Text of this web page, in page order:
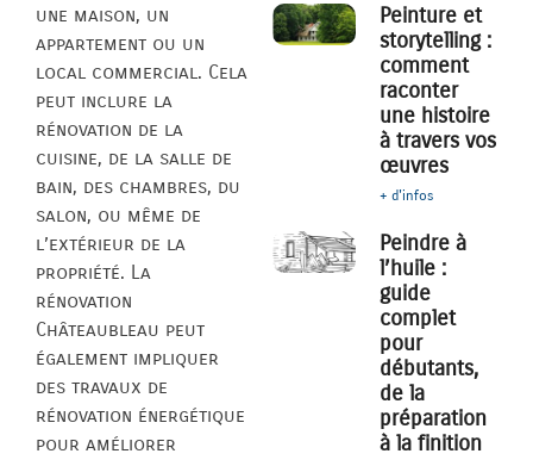
une maison, un
appartement ou un
local commercial. Cela
peut inclure la
rénovation de la
cuisine, de la salle de
bain, des chambres, du
salon, ou même de
l’extérieur de la
propriété. La
rénovation
Châteaubleau peut
également impliquer
des travaux de
rénovation énergétique
pour améliorer
Peinture et
storytelling :
comment
raconter
une histoire
à travers vos
œuvres
+ d'infos
Peindre à
l’huile :
guide
complet
pour
débutants,
de la
préparation
à la finition